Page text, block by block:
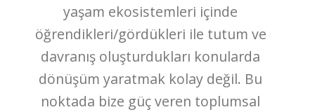
yaşam ekosistemleri içinde
öğrendikleri/gördükleri ile tutum ve
davranış oluşturdukları konularda
dönüşüm yaratmak kolay değil. Bu
noktada bize güç veren toplumsal